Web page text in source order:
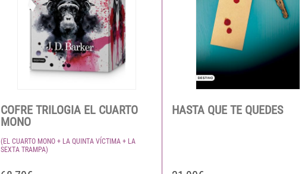
COFRE TRILOGIA EL CUARTO
MONO
(EL CUARTO MONO + LA QUINTA VÍCTIMA + LA
SEXTA TRAMPA)
HASTA QUE TE QUEDES